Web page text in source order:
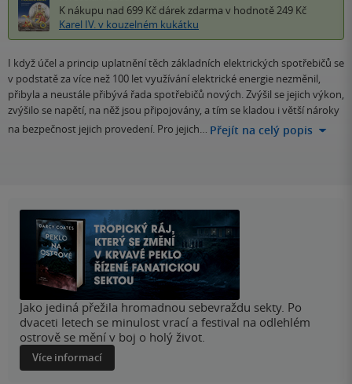
K nákupu nad 699 Kč dárek zdarma v hodnotě 249 Kč
Karel IV. v kouzelném kukátku
I když účel a princip uplatnění těch základních elektrických spotřebičů se
v podstatě za více než 100 let využívání elektrické energie nezměnil,
přibyla a neustále přibývá řada spotřebičů nových. Zvýšil se jejich výkon,
zvýšilo se napětí, na něž jsou připojovány, a tím se kladou i větší nároky
na bezpečnost jejich provedení. Pro jejich… Přejít na celý popis
Jako jediná přežila hromadnou sebevraždu sekty. Po
dvaceti letech se minulost vrací a festival na odlehlém
ostrově se mění v boj o holý život.
Více informací